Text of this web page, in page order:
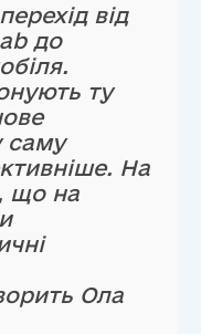
від
до
ту
саму
На
що на
Ола